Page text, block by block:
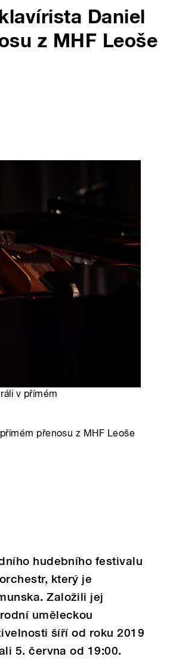
Daniel
z MHF Leoše
v přímém
přenosu z MHF Leoše
hudebního festivalu
který je
Založili jej
uměleckou
šíří od roku 2019
5. června od 19:00.